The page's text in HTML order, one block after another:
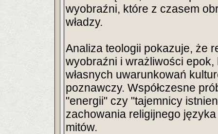
wyobraźni, które z czasem
władzy.
Analiza teologii pokazuje, że
wyobraźni i wrażliwości epok,
własnych uwarunkowań
poznawczy. Współczesne
"energii" czy "tajemnicy
zachowania religijnego
mitów.